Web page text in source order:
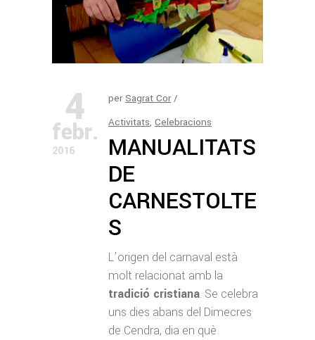
4
febr.
2016
perSagrat Cor
Activitats, Celebracions
MANUALITATS
DE
CARNESTOLTE
S
L’origen del carnaval està
molt relacionat amb la
tradició cristiana. Se celebra
uns dies abans del Dimecres
de Cendra, dia en què